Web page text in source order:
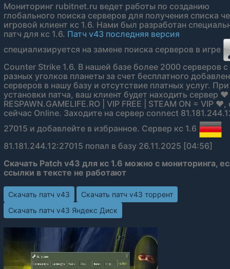
Мониторинг rubitnet.ru ведет работы по созданию
глобального поиска серверов для получения списка
игровой клиент кс 1.6. Нами был разработан
патч для кс 1.6. Патч v43 последняя версия
специализируется на замене поиска серверов в игре
Counter Strike 1.6. В нашей базе более 2000 серверов с
разных уголков планеты за счет бесплатного
серверов в нашу базу и отсутствие платных услуг. При
установки патча, ваш клиент будет находить сервер ❤
RESPAWN.GAMELIFE.RO | VIP FREE | STEAM ON = VIP ❤,
сейчас Online. Заходите на сервер connect
27015 и добавлейте в избранное. Сервер кс 1.6
81.181.244.12:27015 попал в базу 26.11.2025 [04:56]
Скачать Patch v43 для кс 1.6 можно с мониторинга,
ссылки в тексте не работают
Скачать патч v43
Скачать патч v43 торрент
Скачать патч v43 Яндекс Диск